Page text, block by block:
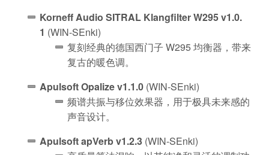
Korneff Audio SITRAL Klangfilter W295 v1.0.
1 (WIN-SEnki)
复刻经典的德国西门子 W295 均衡器，带来
复古的暖色调。
Apulsoft Opalize v1.1.0 (WIN-SEnki)
频谱共振与移位效果器，用于极具未来感的
声音设计。
Apulsoft apVerb v1.2.3 (WIN-SEnki)